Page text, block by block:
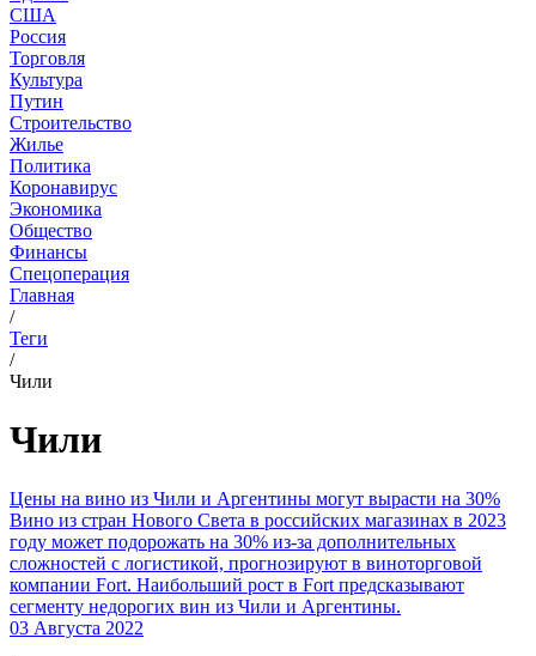
США
Россия
Торговля
Культура
Путин
Строительство
Жилье
Политика
Коронавирус
Экономика
Общество
Финансы
Спецоперация
Главная
/
Теги
/
Чили
Чили
Цены на вино из Чили и Аргентины могут вырасти на 30%
Вино из стран Нового Света в российских магазинах в 2023
году может подорожать на 30% из-за дополнительных
сложностей с логистикой, прогнозируют в виноторговой
компании Fort. Наибольший рост в Fort предсказывают
сегменту недорогих вин из Чили и Аргентины.
03 Августа 2022